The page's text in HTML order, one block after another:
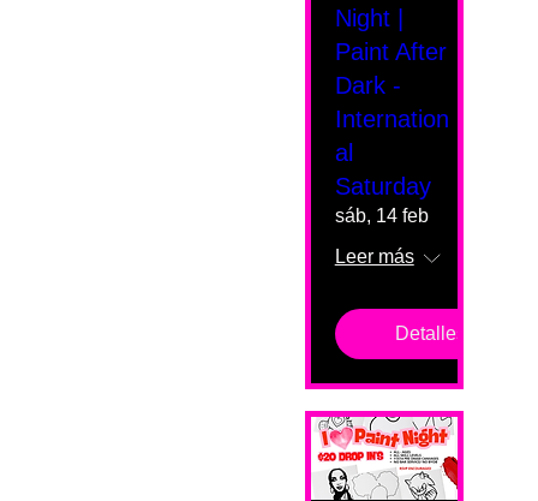
Night |
Paint After
Dark -
Internation
al
Saturday
sáb, 14 feb
Leer más
Detalles